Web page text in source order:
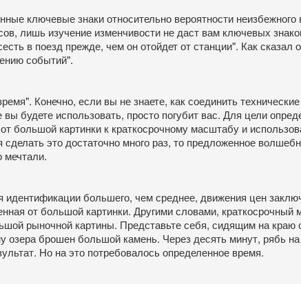
ключевые знаки относительно вероятности неизбежного
лишь изучение изменчивости не даст вам ключевых
в поезд прежде, чем он отойдет от станции". Как
событий".
Конечно, если вы не знаете, как соединить
будете использовать, просто погубит вас. Для цели
большой картинки к краткосрочному масштабу и
это достаточно много раз, то предложенное
мечтали.
большего, чем среднее, движения цен
от большой картинки. Другими словами,
рыночной картины. Представьте себя, сидящим на краю
озера брошен большой камень. Через десять минут, рябь
Но на это потребовалось определенное время.